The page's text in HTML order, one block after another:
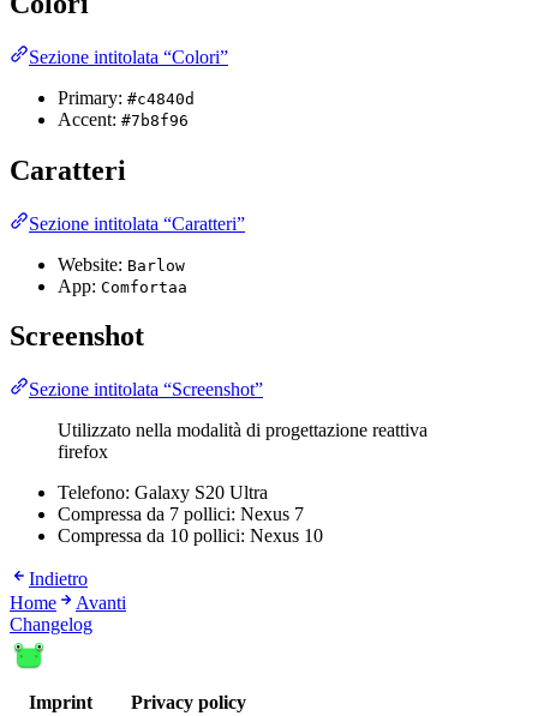
Sezione intitolata “Colori”
Primary: #c4840d
Accent: #7b8f96
Caratteri
Sezione intitolata “Caratteri”
Website: Barlow
App: Comfortaa
Screenshot
Sezione intitolata “Screenshot”
Utilizzato nella modalità di progettazione reattiva
firefox
Telefono: Galaxy S20 Ultra
Compressa da 7 pollici: Nexus 7
Compressa da 10 pollici: Nexus 10
Indietro
Home
Avanti
Changelog
Imprint Privacy policy